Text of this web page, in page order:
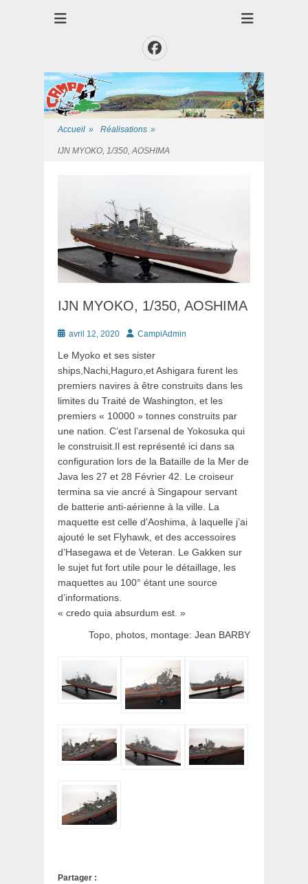
Club CAMPI
Facebook
Accueil » Réalisations »
IJN MYOKO, 1/350, AOSHIMA
IJN MYOKO, 1/350, AOSHIMA
Postéavril 12, 2020 AuteurCampiAdmin
Le Myoko et ses sister
ships,Nachi,Haguro,et Ashigara furent les
premiers navires à être construits dans les
limites du Traité de Washington, et les
premiers « 10000 » tonnes construits par
une nation. C’est l’arsenal de Yokosuka qui
le construisit.Il est représenté ici dans sa
configuration lors de la Bataille de la Mer de
Java les 27 et 28 Février 42. Le croiseur
termina sa vie ancré à Singapour servant
de batterie anti-aérienne à la ville. La
maquette est celle d’Aoshima, à laquelle j’ai
ajouté le set Flyhawk, et des accessoires
d’Hasegawa et de Veteran. Le Gakken sur
le sujet fut fort utile pour le détaillage, les
maquettes au 100° étant une source
d’informations.
« credo quia absurdum est. »
Topo, photos, montage: Jean BARBY
Partager :